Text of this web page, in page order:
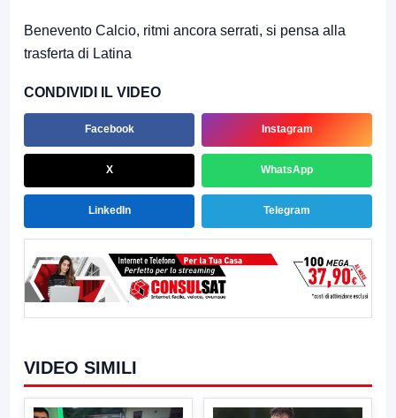
Benevento Calcio, ritmi ancora serrati, si pensa alla
trasferta di Latina
CONDIVIDI IL VIDEO
Facebook Instagram
X WhatsApp
LinkedIn Telegram
VIDEO SIMILI